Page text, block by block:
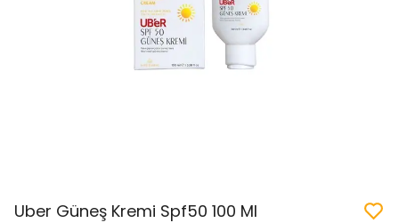
Uber Güneş Kremi Spf50 100 Ml